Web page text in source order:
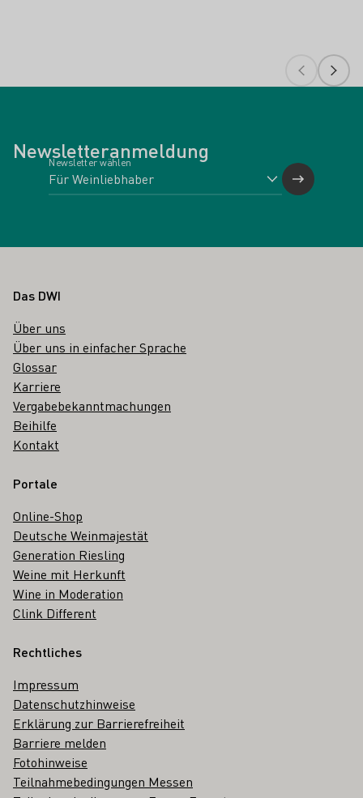
Newsletteranmeldung
Newsletter wählen
Fußbereich
Das DWI
Über uns
Über uns in einfacher Sprache
Glossar
Karriere
Vergabebekanntmachungen
Beihilfe
Kontakt
Portale
Online-Shop
Deutsche Weinmajestät
Generation Riesling
Weine mit Herkunft
Wine in Moderation
Clink Different
Rechtliches
Impressum
Datenschutzhinweise
Erklärung zur Barrierefreiheit
Barriere melden
Fotohinweise
Teilnahmebedingungen Messen